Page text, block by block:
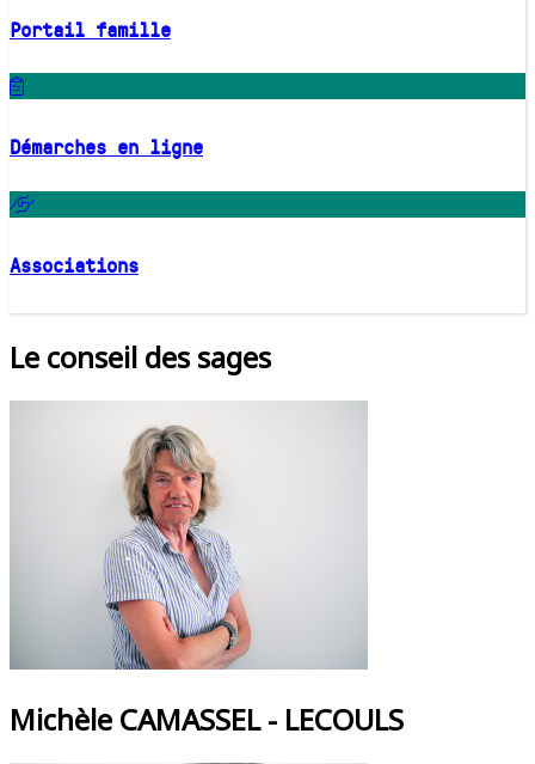
Portail famille
Démarches en ligne
Associations
Le conseil des sages
Michèle CAMASSEL - LECOULS